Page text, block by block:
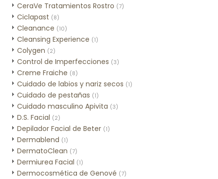
CeraVe Tratamientos Rostro (7)
Ciclapast (8)
Cleanance (10)
Cleansing Experience (1)
Colygen (2)
Control de Imperfecciones (3)
Creme Fraiche (8)
Cuidado de labios y nariz secos (1)
Cuidado de pestañas (1)
Cuidado masculino Apivita (3)
D.S. Facial (2)
Depilador Facial de Beter (1)
Dermablend (1)
DermatoClean (7)
Dermiurea Facial (1)
Dermocosmética de Genové (7)